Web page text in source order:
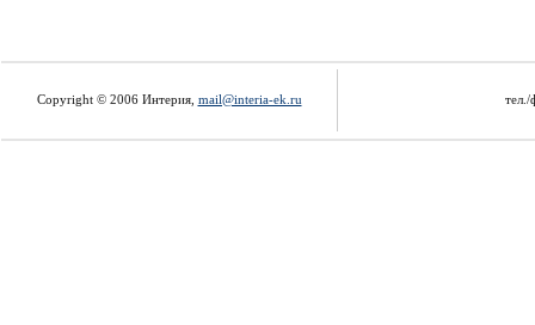
Copyright © 2006 Интерия, mail@interia-ek.ru